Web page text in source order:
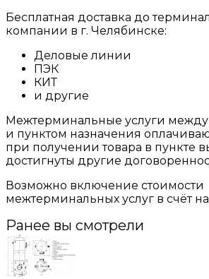
Бесплатная доставка до
компании в г. Челябинске:
Деловые линии
ПЭК
КИТ
и другие
Межтерминальные услуги между
и пунктом назначения
при получении товара в пункте
достигнуты другие
Возможно включение стоимости
межтерминальных услуг в счёт на
Ранее вы смотрели